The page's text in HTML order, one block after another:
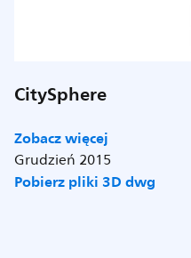
CitySphere
Zobacz więcej
Grudzień 2015
Pobierz pliki 3D dwg